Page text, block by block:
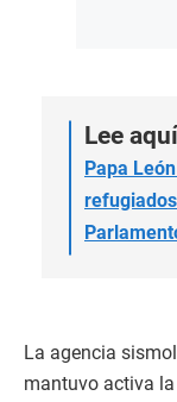
Lee
Papa
La agencia
mantuvo activa